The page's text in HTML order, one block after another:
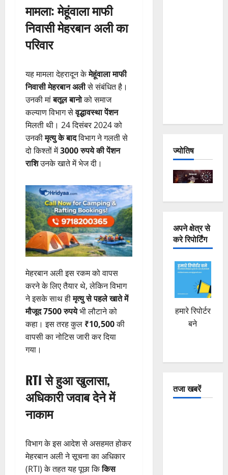
मामला: मेहूंवाला माफी
निवासी मेहरबान अली का
परिवार
यह मामला देहरादून केमेहूंवाला माफी
निवासी मेहरबान अलीसे संबंधित है।
उनकी मांबतूल बानोको समाज
कल्याण विभाग सेवृद्धावस्था पेंशन
मिलती थी। 24 दिसंबर 2024 को
उनकीमृत्यु के बादविभाग ने गलती से
दो किश्तों में3000 रुपये की पेंशन
राशिउनके खाते में भेज दी।
मेहरबान अली इस रकम को वापस
करने के लिए तैयार थे, लेकिन विभाग
ने इसके साथ हीमृत्यु से पहले खाते में
मौजूद 7500 रुपयेभी लौटाने को
कहा। इस तरह कुल ₹10,500की
वापसी का नोटिस जारी कर दिया
गया।
RTI से हुआ खुलासा,
अधिकारी जवाब देने में
नाकाम
विभाग के इस आदेश से असहमत होकर
मेहरबान अली ने सूचना का अधिकार
(RTI) के तहत यह पूछा किकिस
ज्योतिष
अपने क्षेत्र से
करे रिपोर्टिंग
हमारे रिपोर्टर
बने
तजा खबरें